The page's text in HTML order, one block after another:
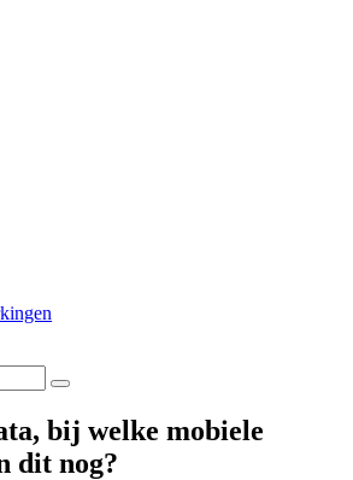
Search
bij welke mobiele
dit nog?